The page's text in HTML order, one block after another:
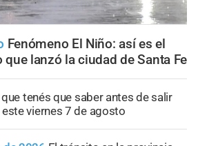
Fenómeno El Niño: así es el
lanzó la ciudad de Santa Fe
tenés que saber antes de salir
este viernes 7 de agosto